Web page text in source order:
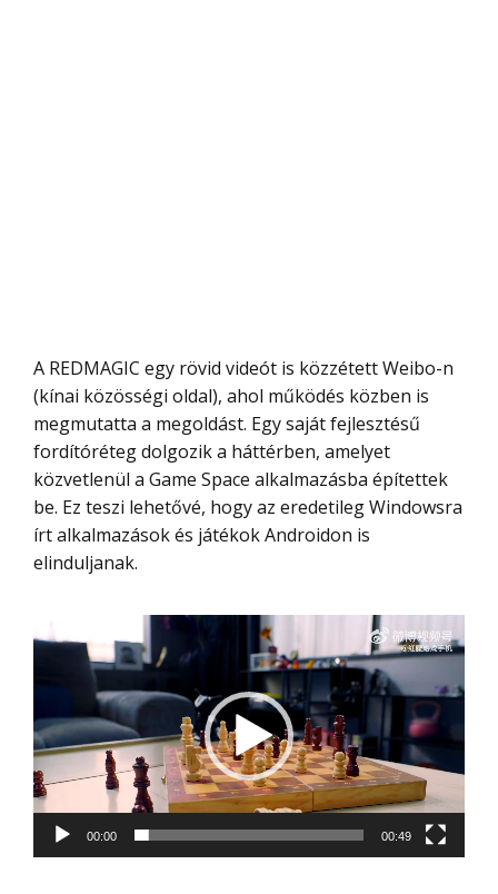
A REDMAGIC egy rövid videót is közzétett Weibo-n
(kínai közösségi oldal), ahol működés közben is
megmutatta a megoldást. Egy saját fejlesztésű
fordítóréteg dolgozik a háttérben, amelyet
közvetlenül a Game Space alkalmazásba építettek
be. Ez teszi lehetővé, hogy az eredetileg Windowsra
írt alkalmazások és játékok Androidon is
elinduljanak.
00:00 00:49